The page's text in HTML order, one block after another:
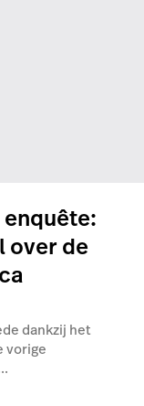
over de
dankzij het
vorige